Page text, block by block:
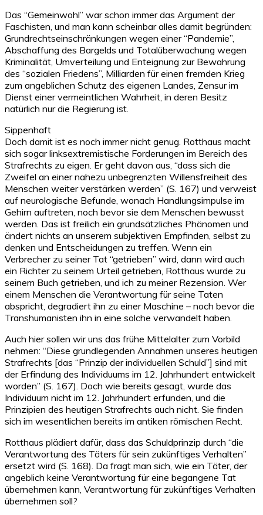
Das “Gemeinwohl” war schon immer das Argument der
Faschisten, und man kann scheinbar alles damit begründen:
Grundrechtseinschränkungen wegen einer “Pandemie”,
Abschaffung des Bargelds und Totalüberwachung wegen
Kriminalität, Umverteilung und Enteignung zur Bewahrung
des “sozialen Friedens”, Milliarden für einen fremden Krieg
zum angeblichen Schutz des eigenen Landes, Zensur im
Dienst einer vermeintlichen Wahrheit, in deren Besitz
natürlich nur die Regierung ist.
Sippenhaft
Doch damit ist es noch immer nicht genug. Rotthaus macht
sich sogar linksextremistische Forderungen im Bereich des
Strafrechts zu eigen. Er geht davon aus, “dass sich die
Zweifel an einer nahezu unbegrenzten Willensfreiheit des
Menschen weiter verstärken werden” (S. 167) und verweist
auf neurologische Befunde, wonach Handlungsimpulse im
Gehirn auftreten, noch bevor sie dem Menschen bewusst
werden. Das ist freilich ein grundsätzliches Phänomen und
ändert nichts an unserem subjektiven Empfinden, selbst zu
denken und Entscheidungen zu treffen. Wenn ein
Verbrecher zu seiner Tat “getrieben” wird, dann wird auch
ein Richter zu seinem Urteil getrieben, Rotthaus wurde zu
seinem Buch getrieben, und ich zu meiner Rezension. Wer
einem Menschen die Verantwortung für seine Taten
abspricht, degradiert ihn zu einer Maschine – noch bevor die
Transhumanisten ihn in eine solche verwandelt haben.
Auch hier sollen wir uns das frühe Mittelalter zum Vorbild
nehmen: “Diese grundlegenden Annahmen unseres heutigen
Strafrechts [das “Prinzip der individuellen Schuld”] sind mit
der Erfindung des Individuums im 12. Jahrhundert entwickelt
worden” (S. 167). Doch wie bereits gesagt, wurde das
Individuum nicht im 12. Jahrhundert erfunden, und die
Prinzipien des heutigen Strafrechts auch nicht. Sie finden
sich im wesentlichen bereits im antiken römischen Recht.
Rotthaus plädiert dafür, dass das Schuldprinzip durch “die
Verantwortung des Täters für sein zukünftiges Verhalten”
ersetzt wird (S. 168). Da fragt man sich, wie ein Täter, der
angeblich keine Verantwortung für eine begangene Tat
übernehmen kann, Verantwortung für zukünftiges Verhalten
übernehmen soll?